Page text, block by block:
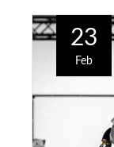
23
Feb